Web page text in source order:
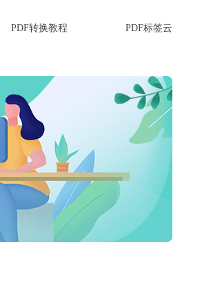
PDF转换教程 PDF标签云